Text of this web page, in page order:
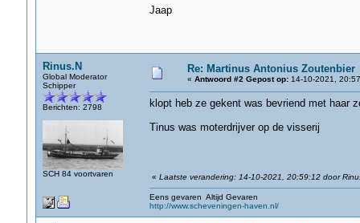
Jaap
Rinus.N
Global Moderator
Schipper
Berichten: 2798
SCH 84 voortvaren
Re: Martinus Antonius Zoutenbier
« Antwoord #2 Gepost op:14-10-2021,
klopt heb ze gekent was bevriend met haar
Tinus was moterdrijver op de visserij
« Laatste verandering: 14-10-2021, 20:59:12 door
Eens gevaren Altijd Gevaren
http://www.scheveningen-haven.nl/